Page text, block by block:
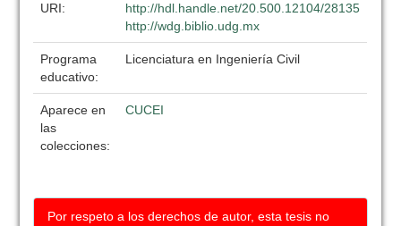
URI:
http://hdl.handle.net/20.500.12104/28135
http://wdg.biblio.udg.mx
Programa
educativo:
Licenciatura en Ingeniería Civil
Aparece en
las
colecciones:
CUCEI
Por respeto a los derechos de autor, esta tesis no